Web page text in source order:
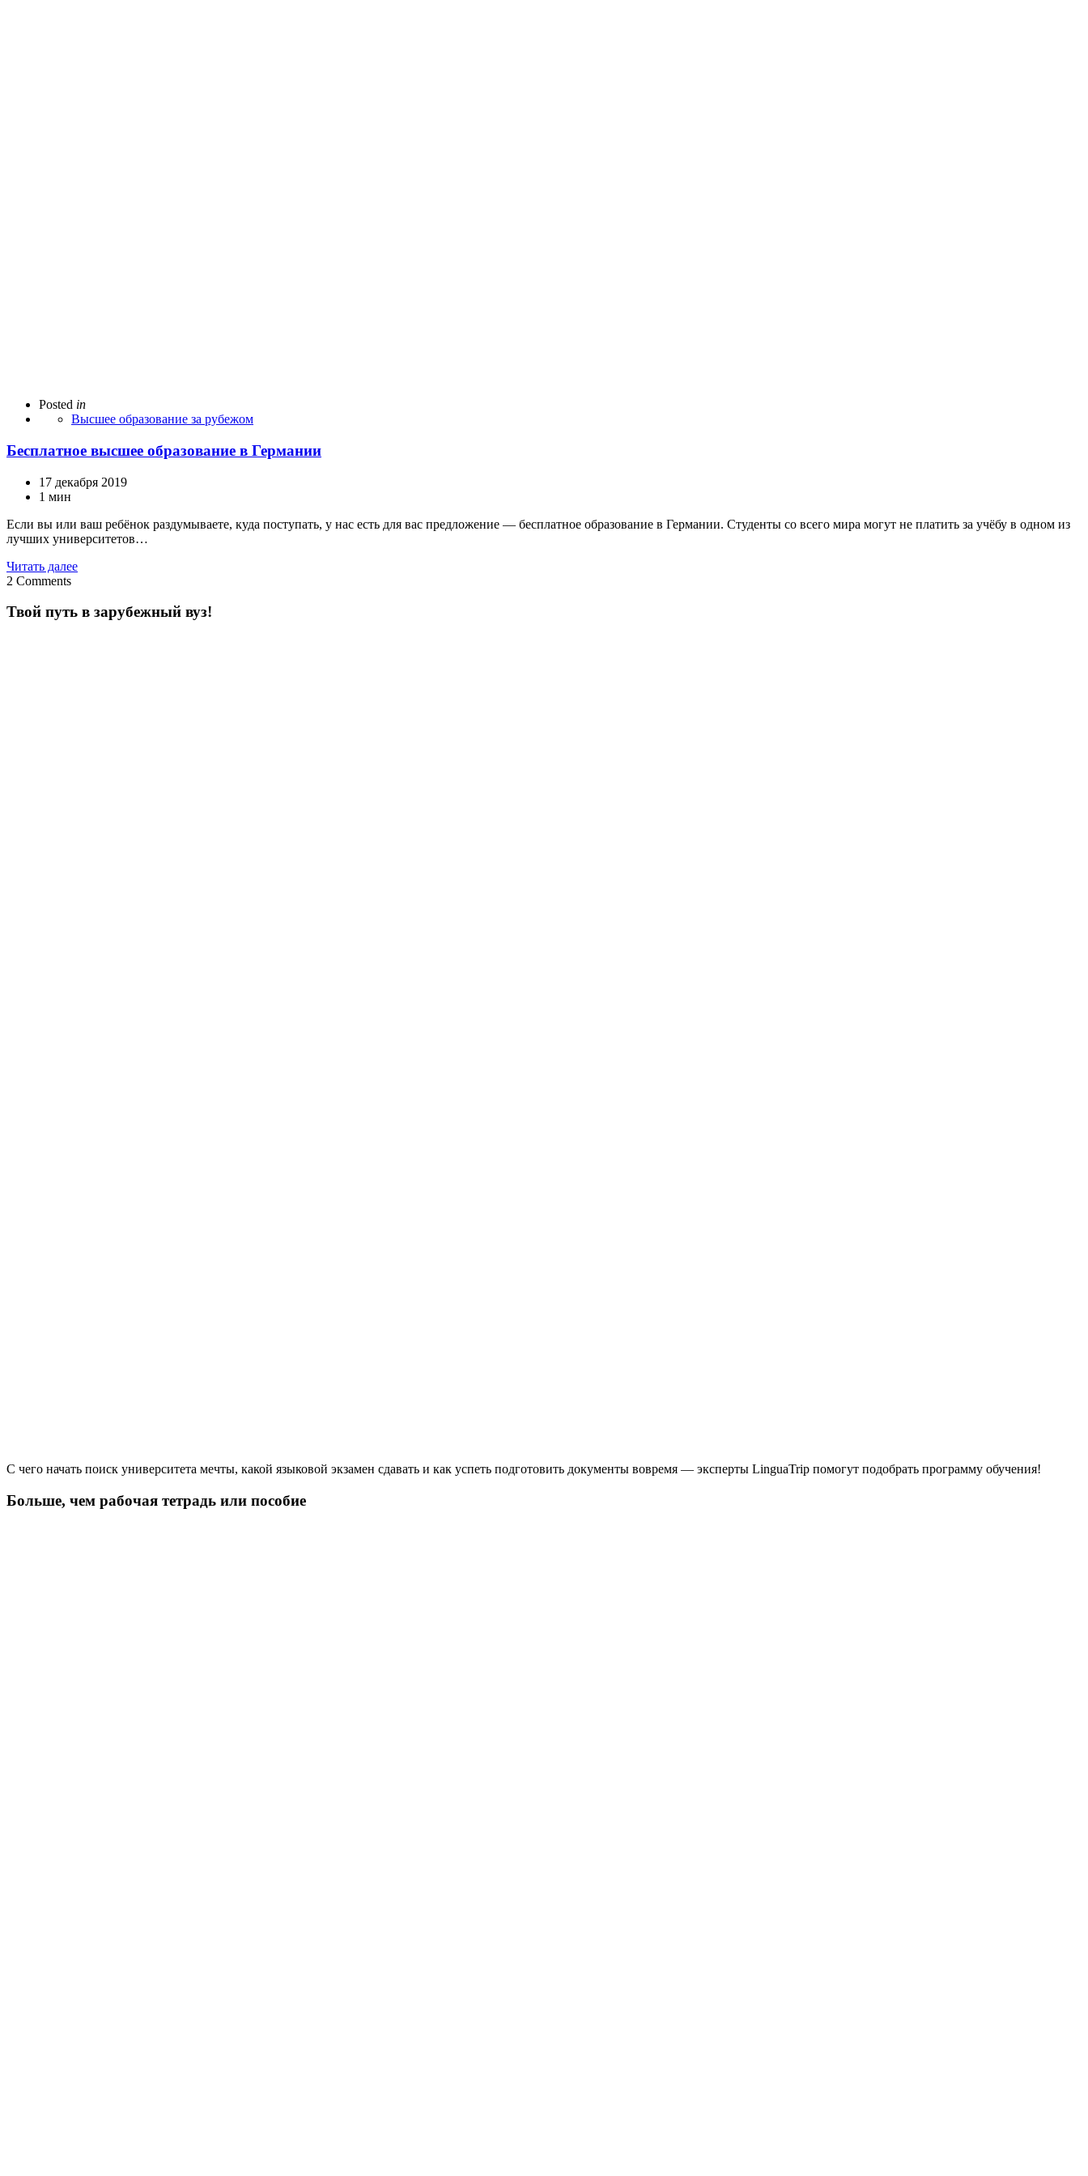
Posted in
Высшее образование за рубежом
Бесплатное высшее образование в Германии
17 декабря 2019
1 мин
Если вы или ваш ребёнок раздумываете, куда поступать, у нас есть для вас предложение — бесплатное образование в Германии. Студенты со всего мира могут не платить за учёбу в одном из
лучших университетов…
Читать далее
2 Comments
Твой путь в зарубежный вуз!
С чего начать поиск университета мечты, какой языковой экзамен сдавать и как успеть подготовить документы вовремя — эксперты LinguaTrip помогут подобрать программу обучения!
Больше, чем рабочая тетрадь или пособие